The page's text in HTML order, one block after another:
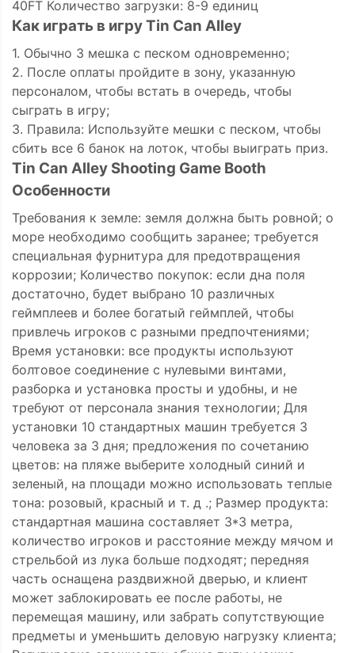
40FT Количество загрузки: 8-9 единиц
Как играть в игру Tin Can Alley
1. Обычно 3 мешка с песком одновременно;
2. После оплаты пройдите в зону, указанную
персоналом, чтобы встать в очередь, чтобы
сыграть в игру;
3. Правила: Используйте мешки с песком, чтобы
сбить все 6 банок на лоток, чтобы выиграть приз.
Tin Can Alley Shooting Game Booth
Особенности
Требования к земле: земля должна быть ровной; о
море необходимо сообщить заранее; требуется
специальная фурнитура для предотвращения
коррозии; Количество покупок: если дна поля
достаточно, будет выбрано 10 различных
геймплеев и более богатый геймплей, чтобы
привлечь игроков с разными предпочтениями;
Время установки: все продукты используют
болтовое соединение с нулевыми винтами,
разборка и установка просты и удобны, и не
требуют от персонала знания технологии; Для
установки 10 стандартных машин требуется 3
человека за 3 дня; предложения по сочетанию
цветов: на пляже выберите холодный синий и
зеленый, на площади можно использовать теплые
тона: розовый, красный и т. д .; Размер продукта:
стандартная машина составляет 3*3 метра,
количество игроков и расстояние между мячом и
стрельбой из лука больше подходят; передняя
часть оснащена раздвижной дверью, и клиент
может заблокировать ее после работы, не
перемещая машину, или забрать сопутствующие
предметы и уменьшить деловую нагрузку клиента;